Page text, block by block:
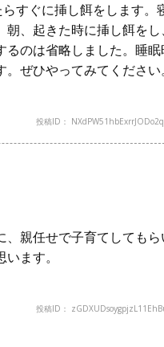
すぐに挿し餌をします。
朝、起きた時に挿し餌をし
るのは省略しました。睡眠
。ぜひやってみてください
投稿ID：
、親任せで子育てしてもら
ます。
投稿ID：